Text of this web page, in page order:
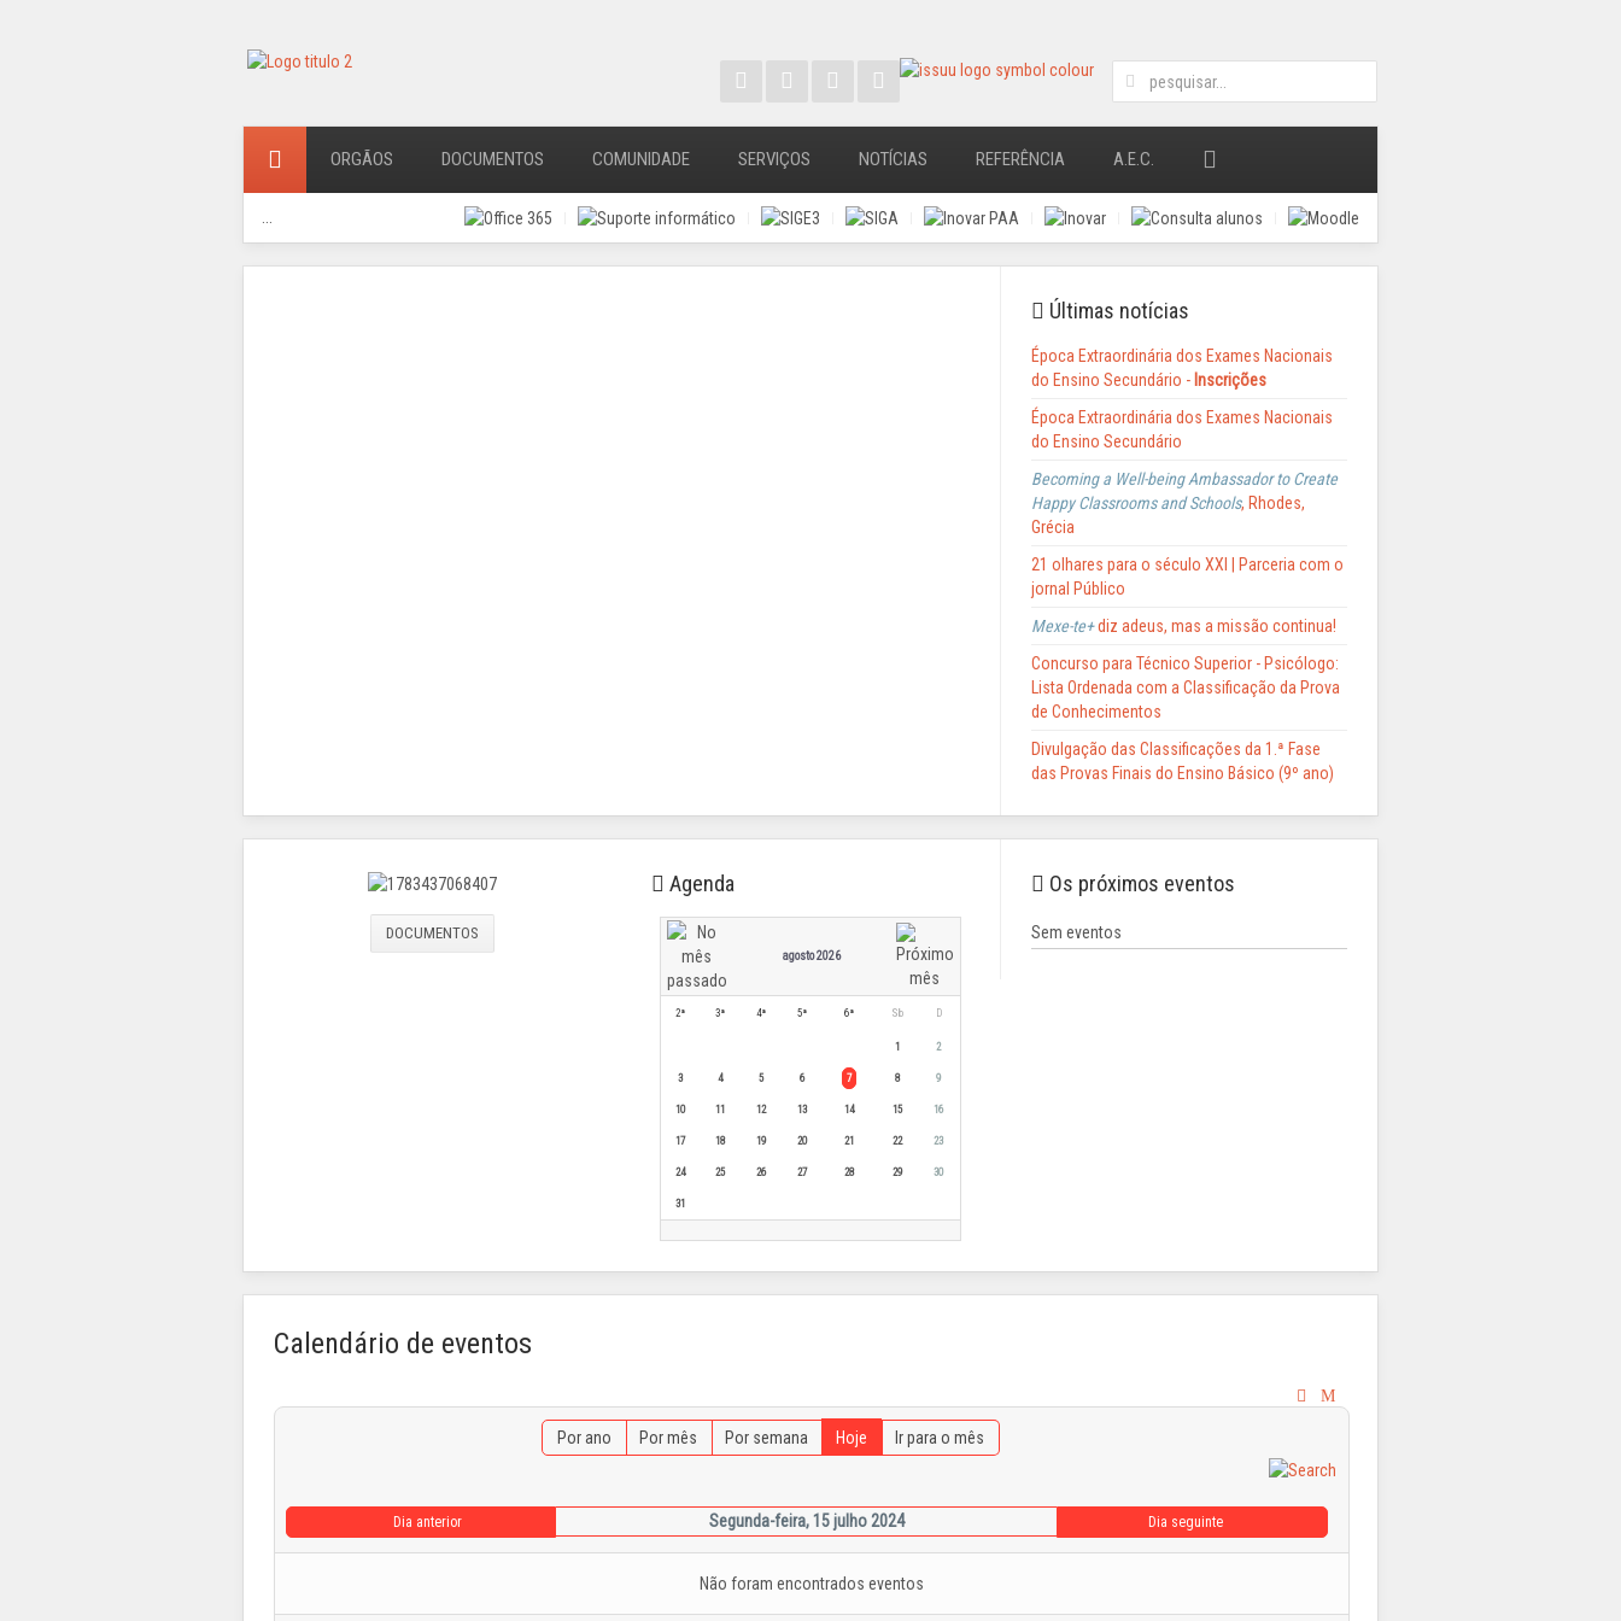
ORGÃOS DOCUMENTOS COMUNIDADE SERVIÇOS NOTÍCIAS REFERÊNCIA A.E.C.
Últimas notícias
Época Extraordinária dos Exames Nacionais
do Ensino Secundário - Inscrições
Época Extraordinária dos Exames Nacionais
do Ensino Secundário
Becoming a Well-being Ambassador to Create
Happy Classrooms and Schools, Rhodes,
Grécia
21 olhares para o século XXI | Parceria com o
jornal Público
Mexe-te+diz adeus, mas a missão continua!
Concurso para Técnico Superior - Psicólogo:
Lista Ordenada com a Classificação da Prova
de Conhecimentos
Divulgação das Classificações da 1.ª Fase
das Provas Finais do Ensino Básico (9º ano)
DOCUMENTOS
Agenda
agosto 2026
2ª 3ª 4ª 5ª 6ª Sb D
1 2
3 4 5 6 7 8 9
10 11 12 13 14 15 16
17 18 19 20 21 22 23
24 25 26 27 28 29 30
31
Os próximos eventos
Sem eventos
Calendário de eventos
Por ano Por mês Por semana Hoje Ir para o mês
Dia anterior Segunda-feira, 15 julho 2024 Dia seguinte
Não foram encontrados eventos